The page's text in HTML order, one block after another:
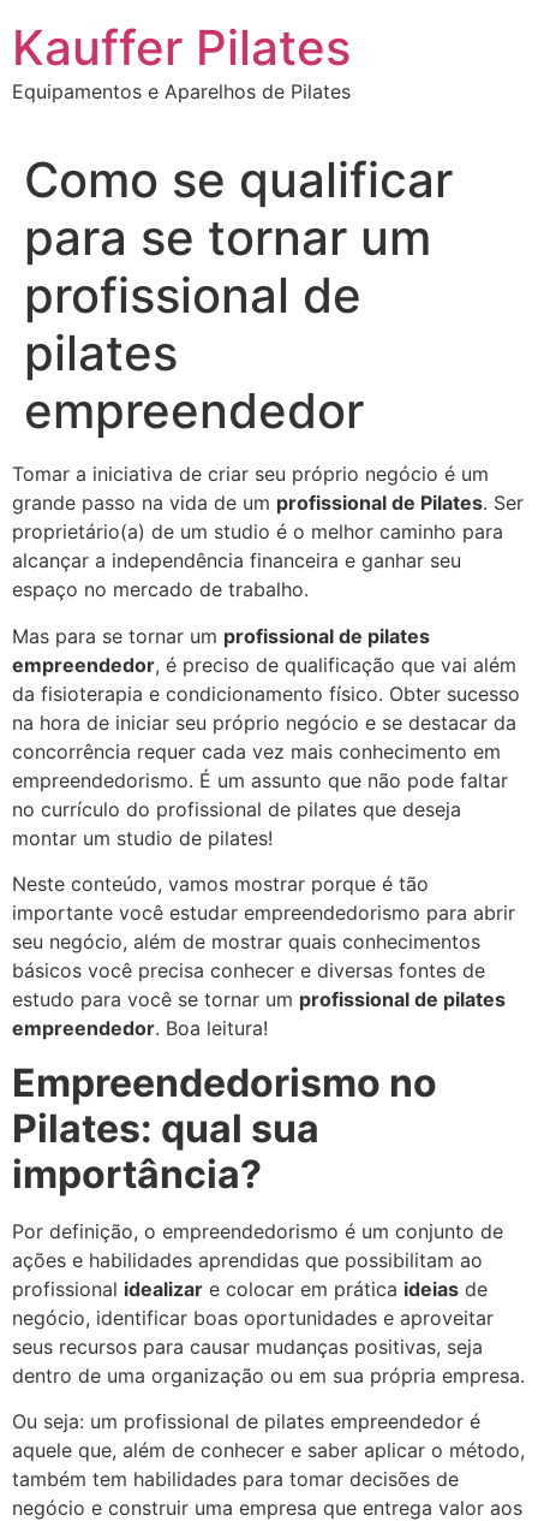
para
conteúdo
Kauffer Pilates
Equipamentos e Aparelhos de Pilates
Como se qualificar
para se tornar um
profissional de
pilates
empreendedor
Tomar a iniciativa de criar seu próprio negócio é um
grande passo na vida de um profissional de Pilates. Ser
proprietário(a) de um studio é o melhor caminho para
alcançar a independência financeira e ganhar seu
espaço no mercado de trabalho.
Mas para se tornar um profissional de pilates
empreendedor, é preciso de qualificação que vai além
da fisioterapia e condicionamento físico. Obter sucesso
na hora de iniciar seu próprio negócio e se destacar da
concorrência requer cada vez mais conhecimento em
empreendedorismo. É um assunto que não pode faltar
no currículo do profissional de pilates que deseja
montar um studio de pilates!
Neste conteúdo, vamos mostrar porque é tão
importante você estudar empreendedorismo para abrir
seu negócio, além de mostrar quais conhecimentos
básicos você precisa conhecer e diversas fontes de
estudo para você se tornar um profissional de pilates
empreendedor. Boa leitura!
Empreendedorismo no
Pilates: qual sua
importância?
Por definição, o empreendedorismo é um conjunto de
ações e habilidades aprendidas que possibilitam ao
profissional idealizar e colocar em prática ideias de
negócio, identificar boas oportunidades e aproveitar
seus recursos para causar mudanças positivas, seja
dentro de uma organização ou em sua própria empresa.
Ou seja: um profissional de pilates empreendedor é
aquele que, além de conhecer e saber aplicar o método,
também tem habilidades para tomar decisões de
negócio e construir uma empresa que entrega valor aos